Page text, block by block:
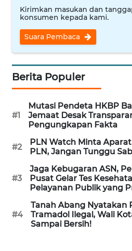
Kirimkan masukan dan
konsumen kepada kami.
Suara Pembaca
Berita Populer
#1
Mutasi Pendeta HKBP
Jemaat Desak
Pengungkapan Fakta
#2
PLN Watch Minta
PLN, Jangan Tunggu
#3
Jaga Kebugaran ASN,
Pusat Gelar Tes
Pelayanan Publik yang
#4
Tanah Abang Nyatakan
Tramadol Ilegal, Wali
Sampai Bersih!
WN
WN
WN
WN
SUBANG
SUKABUMI